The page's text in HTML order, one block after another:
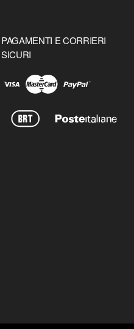
PAGAMENTI E CORRIERI
SICURI